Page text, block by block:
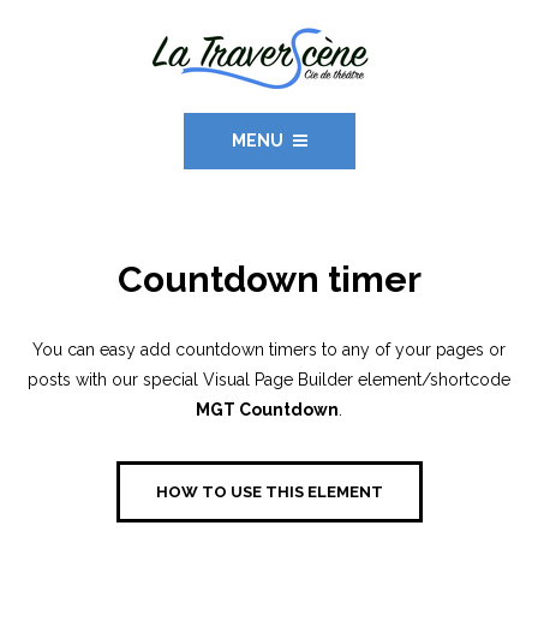
MENU
Countdown timer
You can easy add countdown timers to any of your pages or
posts with our special Visual Page Builder element/shortcode
MGT Countdown
HOW TO USE THIS ELEMENT